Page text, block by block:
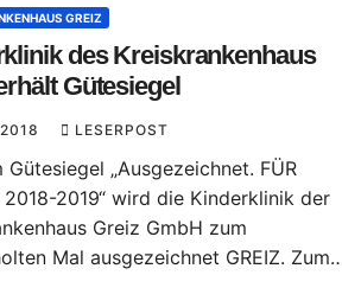
GREIZ
des Kreiskrankenhaus
Gütesiegel
LESERPOST
Gütesiegel „Ausgezeichnet. FÜR
2018-2019“ wird die Kinderklinik der
Greiz GmbH zum
Mal ausgezeichnet GREIZ.